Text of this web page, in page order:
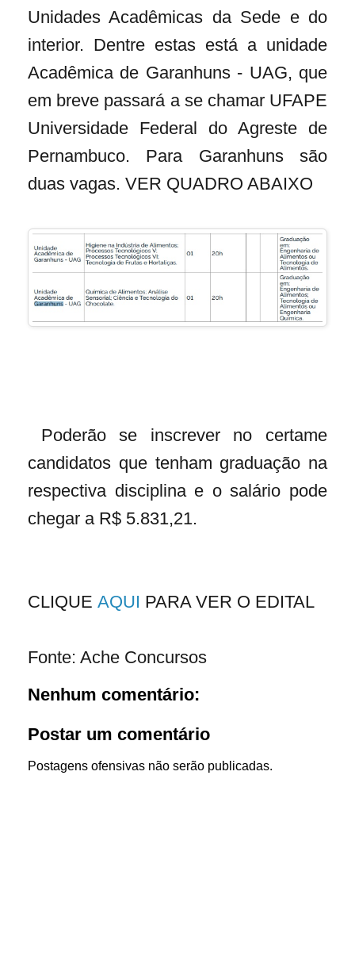
Unidades Acadêmicas da Sede e do
interior. Dentre estas está a unidade
Acadêmica de Garanhuns - UAG, que
em breve passará a se chamar UFAPE
Universidade Federal do Agreste de
Pernambuco. Para Garanhuns são
duas vagas. VER QUADRO ABAIXO
Poderão se inscrever no certame
candidatos que tenham graduação na
respectiva disciplina e o salário pode
chegar a R$ 5.831,21.
CLIQUE AQUI PARA VER O EDITAL
Fonte: Ache Concursos
Nenhum comentário:
Postar um comentário
Postagens ofensivas não serão publicadas.